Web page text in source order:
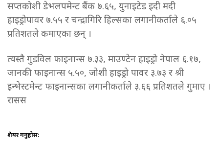
सप्तकोशी डेभलपमेन्ट बैंक ७.६५, युनाइटेड इदी मदी
हाइड्रोपावर ७.५५ र चन्द्रागिरि हिल्सका लगानीकर्ताले ६.०५
प्रतिशतले कमाएका छन् ।
त्यस्तै गुडविल फाइनान्स ७.३३, माउण्टेन हाइड्रो नेपाल ६.१७,
जानकी फाइनान्स ५.५०, जोशी हाइड्रो पावर ३.७३ र श्री
इन्भेस्टमेन्ट फाइनान्सका लगानीकर्ताले ३.६६ प्रतिशतले गुमाए ।
रासस
शेयर गर्नुहोस: